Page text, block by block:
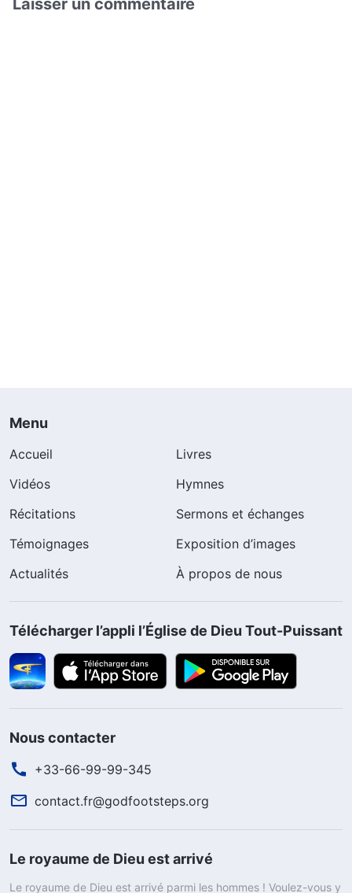
Laisser un commentaire
Menu
Accueil
Livres
Vidéos
Hymnes
Récitations
Sermons et échanges
Témoignages
Exposition d’images
Actualités
À propos de nous
Télécharger l’appli l’Église de Dieu Tout-Puissant
Nous contacter
+33-66-99-99-345
contact.fr@godfootsteps.org
Le royaume de Dieu est arrivé
Le royaume de Dieu est arrivé parmi les hommes ! Voulez-vous y